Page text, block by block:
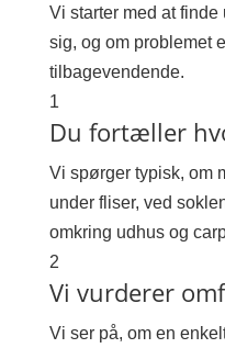
Vi starter med at finde
sig, og om problemet
tilbagevendende.
1
Du fortæller
Vi spørger typisk, om
under fliser, ved
omkring udhus og
2
Vi vurderer
Vi ser på, om en